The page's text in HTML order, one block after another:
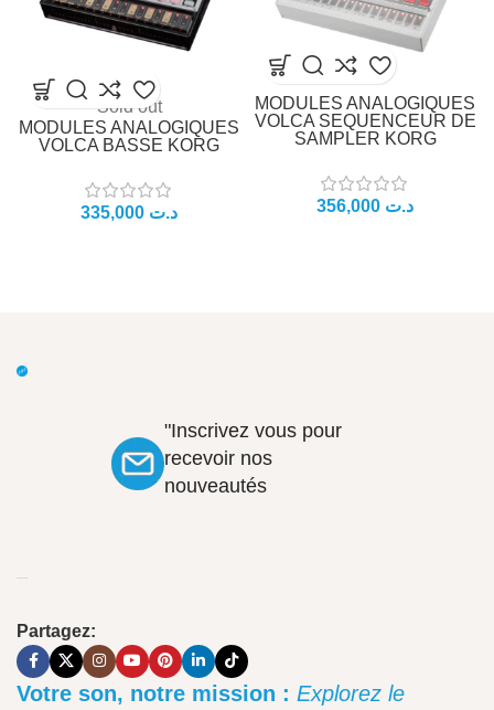
Sold out
MODULES ANALOGIQUES
VOLCA BASSE KORG
د.ت
MODULES ANALOGIQUES
VOLCA SEQUENCEUR DE
SAMPLER KORG
د.ت
"Inscrivez vous pour
recevoir nos
nouveautés
Partagez:
Votre son, notre mission : Explorez le